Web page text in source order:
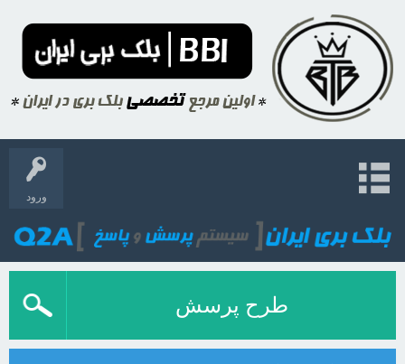
ورود
طرح پرسش